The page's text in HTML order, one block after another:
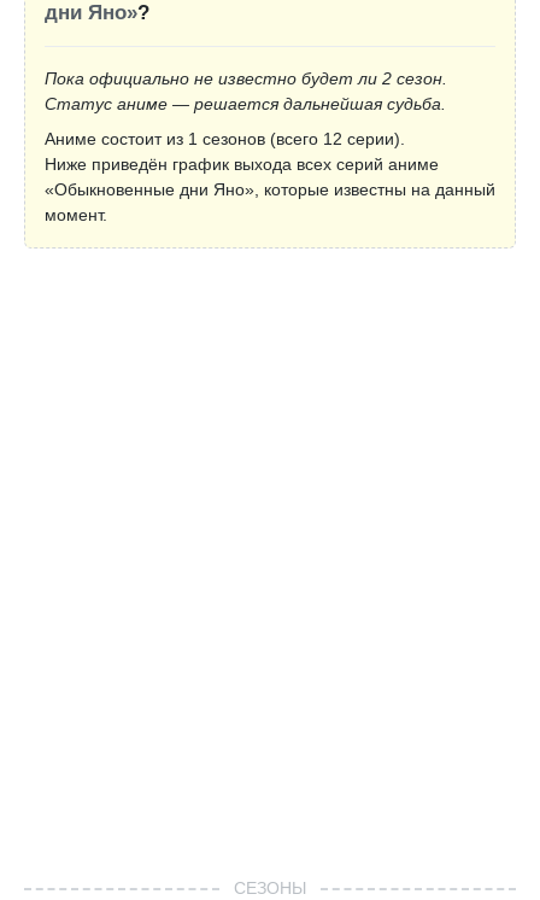
дни Яно»?
Пока официально не известно будет ли 2 сезон.
Статус аниме — решается дальнейшая судьба.
Аниме состоит из 1 сезонов (всего 12 серии).
Ниже приведён график выхода всех серий аниме
«Обыкновенные дни Яно», которые известны на данный
момент.
СЕЗОНЫ